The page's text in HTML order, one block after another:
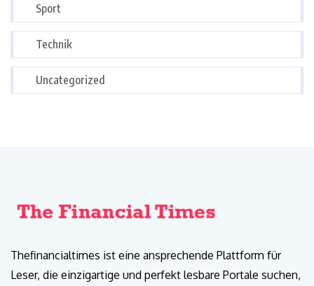
Sport
Technik
Uncategorized
Thefinancialtimes ist eine ansprechende Plattform für
Leser, die einzigartige und perfekt lesbare Portale suchen,